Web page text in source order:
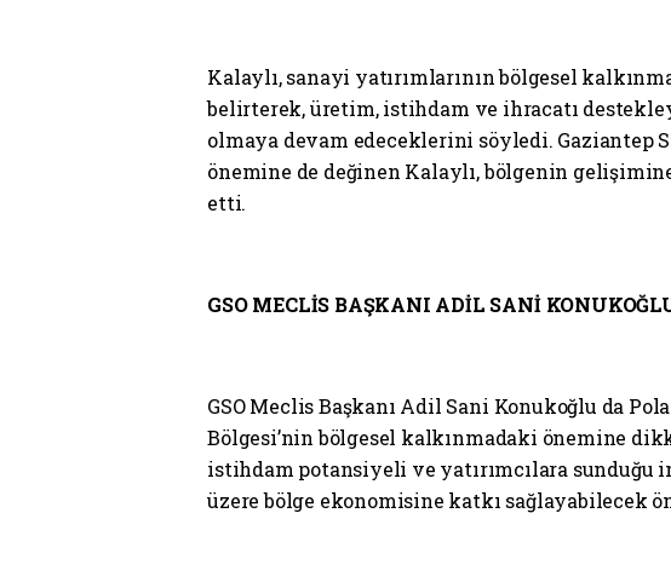
Kalaylı, sanayi yatırımlarının bölgesel
belirterek, üretim, istihdam ve ihracatı
olmaya devam edeceklerini söyledi. Gaziantep
önemine de değinen Kalaylı, bölgenin
etti.
GSO MECLİS BAŞKANI ADİL SANİ
GSO Meclis Başkanı Adil Sani Konukoğlu da
Bölgesi’nin bölgesel kalkınmadaki önemine
istihdam potansiyeli ve yatırımcılara
üzere bölge ekonomisine katkı sağlayabilecek